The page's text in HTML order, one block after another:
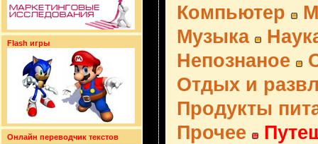
Flash игры
Онлайн переводчик текстов
Компьютер
Музыка
Непознаное
Отдых и
Продукты
Прочее